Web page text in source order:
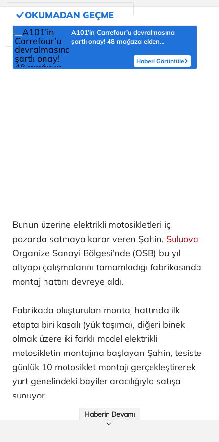
A101’in Carrefour’u devralmasına
şartlı onay! 48 mağaza elden
Haberi Görüntüle
Bunun üzerine elektrikli motosikletleri iç
pazarda satmaya karar veren Şahin, Suluova
Organize Sanayi Bölgesi'nde (OSB) bu yıl
altyapı çalışmalarını tamamladığı fabrikasında
montaj hattını devreye aldı.
Fabrikada oluşturulan montaj hattında ilk
etapta biri kasalı (yük taşıma), diğeri binek
olmak üzere iki farklı model elektrikli
motosikletin montajına başlayan Şahin, tesiste
günlük 10 motosiklet montajı gerçekleştirerek
yurt genelindeki bayiler aracılığıyla satışa
sunuyor.
Haberin Devamı